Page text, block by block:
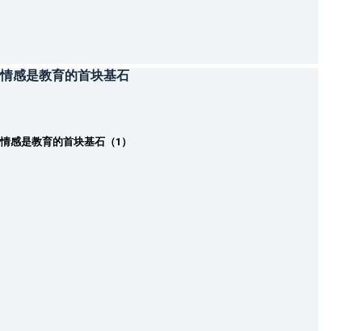
情感是教育的首块基石
情感是教育的首块基石（1）